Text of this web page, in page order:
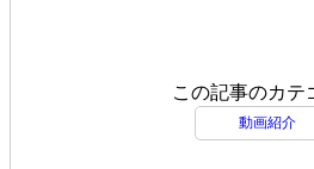
この記事のカテ
動画紹介